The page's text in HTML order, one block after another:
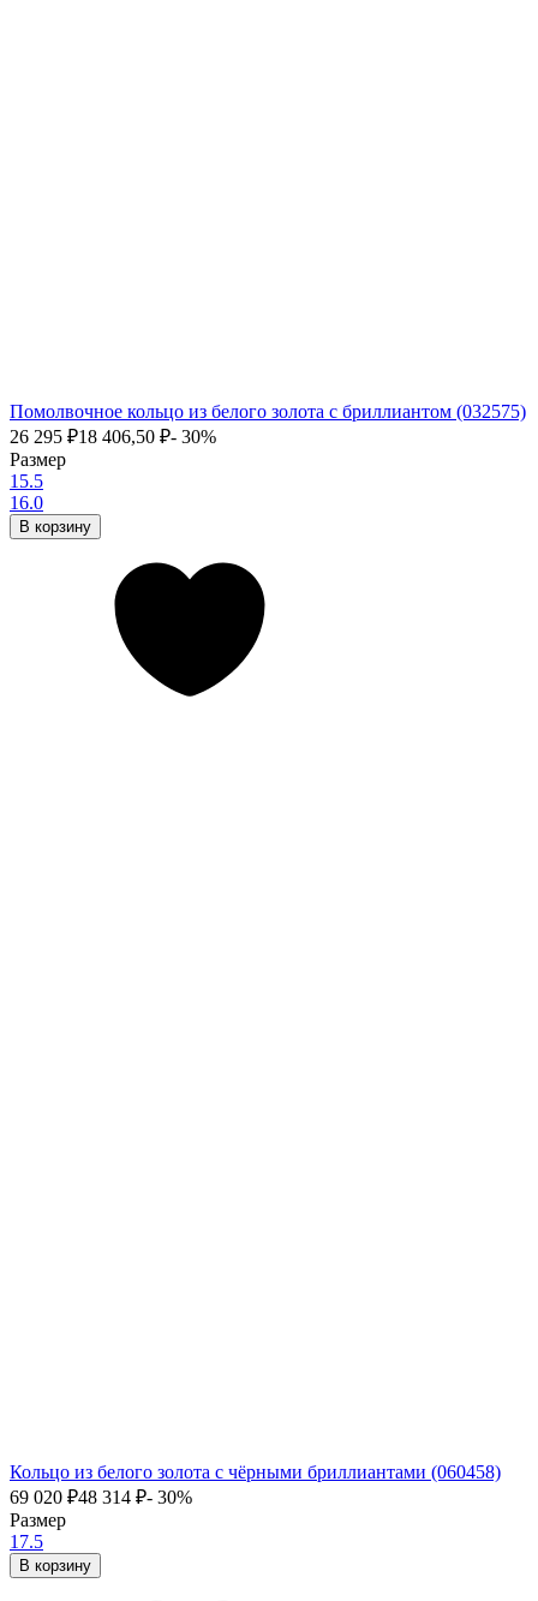
Помолвочное кольцо из белого золота с бриллиантом (032575)
26 295 ₽18 406,50 ₽- 30%
Размер
15.5
16.0
В корзину
Кольцо из белого золота с чёрными бриллиантами (060458)
69 020 ₽48 314 ₽- 30%
Размер
17.5
В корзину